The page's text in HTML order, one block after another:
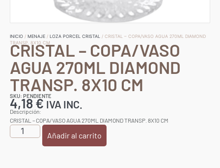
INICIO / MENAJE / LOZA PORCEL CRISTAL
/ CRISTAL – COPA/VASO AGUA 270ML DIAMOND
TRANSP. 8X10 CM
CRISTAL – COPA/VASO
AGUA 270ML DIAMOND
TRANSP. 8X10 CM
SKU: PENDIENTE
4,18€ IVA INC.
Descripción:
CRISTAL – COPA/VASO AGUA 270ML DIAMOND TRANSP. 8X10 CM
Añadir al carrito